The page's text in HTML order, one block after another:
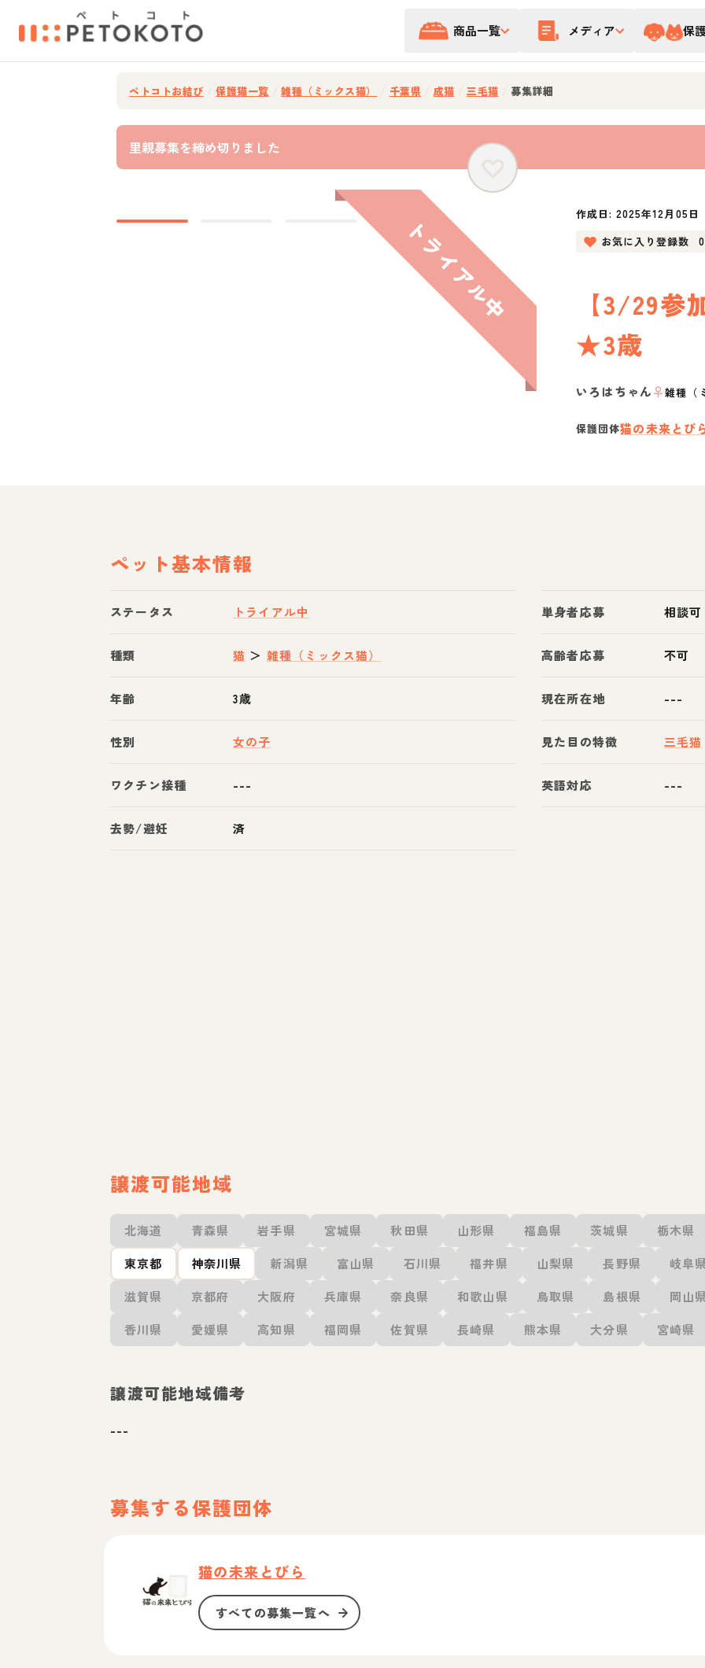
商品一覧 メディア 保
ペトコトお結び 保護猫一覧 雑種（ミックス猫） 千葉県 成猫 三毛猫 募集詳細
里親募集を締め切りました
作成日:2025年12月05日
お気に入り登録数
【3/29参
★3歳
いろはちゃん♀雑種（
保護団体猫の未来とび
ペット基本情報
ステータス トライアル中
種類 猫 ＞ 雑種（ミックス猫）
年齢 3歳
性別 女の子
ワクチン接種 ---
去勢/避妊 済
単身者応募 相談可
高齢者応募 不可
現在所在地 ---
見た目の特徴 三毛猫
英語対応 ---
譲渡可能地域
北海道 青森県 岩手県 宮城県 秋田県 山形県 福島県 茨城県 栃木県
東京都
神奈川県 新潟県 富山県 石川県 福井県 山梨県 長野県 岐阜県
滋賀県
京都府 大阪府 兵庫県 奈良県 和歌山県 鳥取県 島根県 岡山県
香川県
愛媛県 高知県 福岡県 佐賀県 長崎県 熊本県 大分県 宮崎県
譲渡可能地域備考
---
募集する保護団体
猫の未来とびら
すべての募集一覧へ